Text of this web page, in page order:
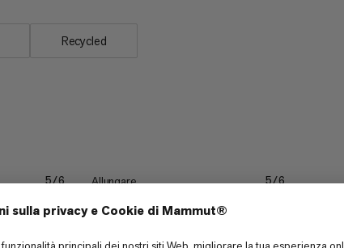
Recycled
5/6 Allungare 5/6
5/6 Resistenza